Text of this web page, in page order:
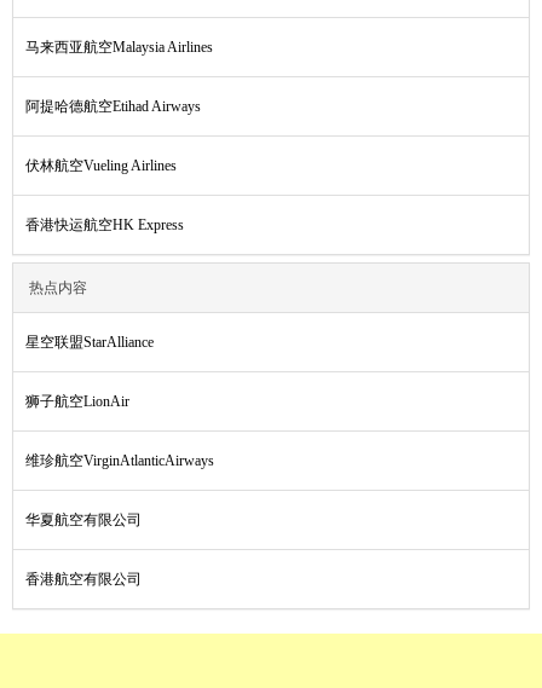
马来西亚航空Malaysia Airlines
阿提哈德航空Etihad Airways
伏林航空Vueling Airlines
香港快运航空HK Express
热点内容
星空联盟StarAlliance
狮子航空LionAir
维珍航空VirginAtlanticAirways
华夏航空有限公司
香港航空有限公司